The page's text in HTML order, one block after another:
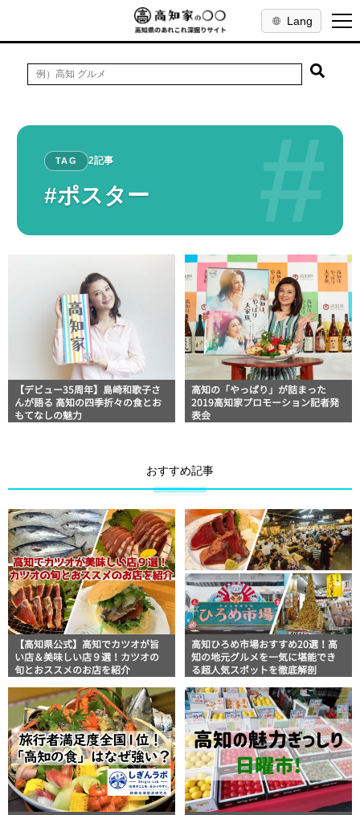
Lang
#
TAG 2記事
#ポスター
【デビュー35周年】島崎和歌子さ
んが語る 高知の四季折々の食とお
もてなしの魅力
高知の「やっぱり」が詰まった
2019高知家プロモーション記者発
表会
おすすめ記事
【高知県公式】高知でカツオが旨
い店＆美味しい店９選！カツオの
旬とおススメのお店を紹介
高知ひろめ市場おすすめ20選！高
知の地元グルメを一気に堪能でき
る超人気スポットを徹底解剖